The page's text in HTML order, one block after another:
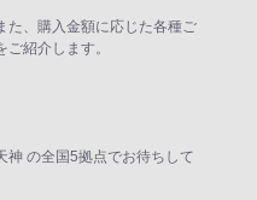
た、購入金額に応じた各種ご
紹介します。
神 の全国5拠点でお待ちして